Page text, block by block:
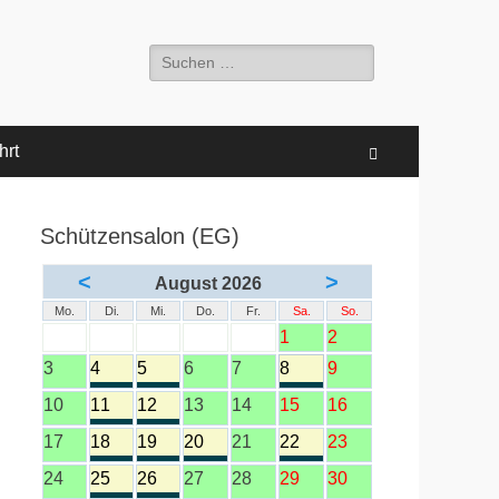
Suche
nach:
Schützensalon (EG)
<
August 2026 >
Mo. Di. Mi. Do. Fr. Sa. So.
1
2
3
4 5 6 7 8
9
10
11 12 13 14 15
16
17
18 19 20 21 22
23
24
25 26 27 28 29
30